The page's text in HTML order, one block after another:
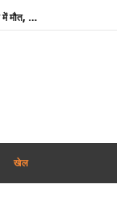
माफिया अतीक अहमद के छोटे बेटे अबान की सड़क दुर्घटना में मौत, छोटे भाई का शव देख बिलख पड़ा अहजम
‘विकसित भारत’ विजन को आगे बढ़ाने में प्रादेशिक सेना का योगदान महत्वपूर्ण : राजनाथ सिंह
मोदी कैबिनेट ने GOBARdhan योजना को दी मंजूरी : गोबर व जैविक कचरे से बनेगी स्वच्छ ऊर्जा
खेल